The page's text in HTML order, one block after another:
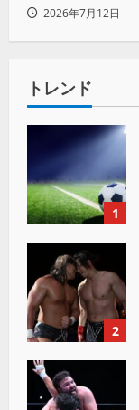
2026年7月12日
トレンド
1
2